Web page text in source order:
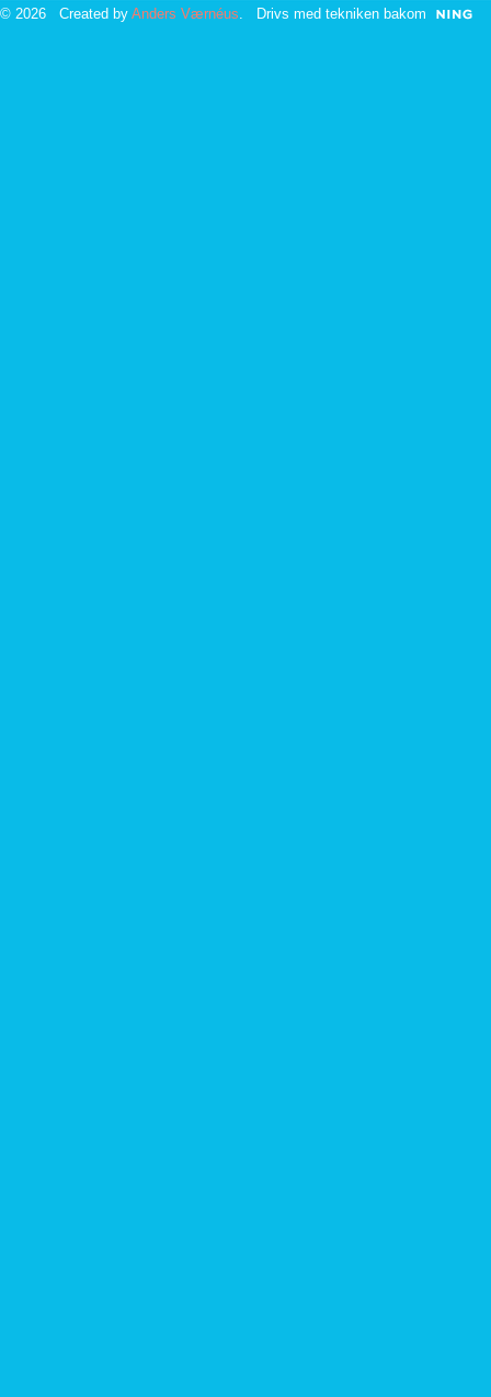
© 2026 Created by Anders Værnéus . Drivs med tekniken bakom